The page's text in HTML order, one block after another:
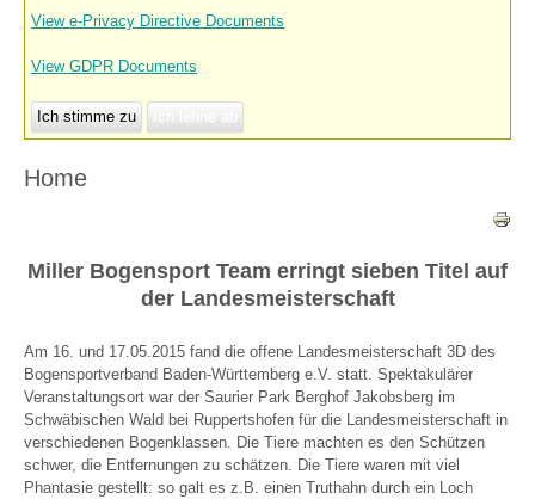
View e-Privacy Directive Documents
View GDPR Documents
Ich stimme zu
Home
Miller Bogensport Team erringt sieben Titel auf
der Landesmeisterschaft
Am 16. und 17.05.2015 fand die offene Landesmeisterschaft 3D des
Bogensportverband Baden-Württemberg e.V. statt. Spektakulärer
Veranstaltungsort war der Saurier Park Berghof Jakobsberg im
Schwäbischen Wald bei Ruppertshofen für die Landesmeisterschaft in
verschiedenen Bogenklassen. Die Tiere machten es den Schützen
schwer, die Entfernungen zu schätzen. Die Tiere waren mit viel
Phantasie gestellt: so galt es z.B. einen Truthahn durch ein Loch